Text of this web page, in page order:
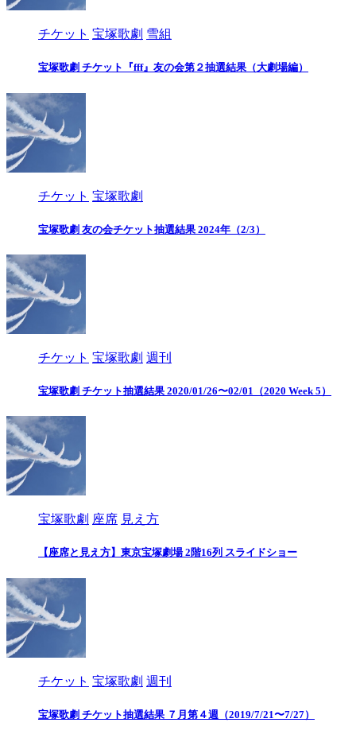
チケット 宝塚歌劇 雪組
宝塚歌劇 チケット『fff』友の会第２抽選結果（大劇場編）
チケット 宝塚歌劇
宝塚歌劇 友の会チケット抽選結果 2024年（2/3）
チケット 宝塚歌劇 週刊
宝塚歌劇 チケット抽選結果 2020/01/26〜02/01（2020 Week 5）
宝塚歌劇 座席 見え方
【座席と見え方】東京宝塚劇場 2階16列 スライドショー
チケット 宝塚歌劇 週刊
宝塚歌劇 チケット抽選結果 ７月第４週（2019/7/21〜7/27）